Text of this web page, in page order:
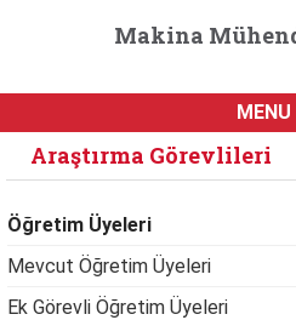
Makina
MENU
Araştırma Görevlileri
Öğretim Üyeleri
Mevcut Öğretim Üyeleri
Ek Görevli Öğretim Üyeleri